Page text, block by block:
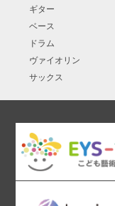
ギター
ベース
ドラム
ヴァイオリン
サックス